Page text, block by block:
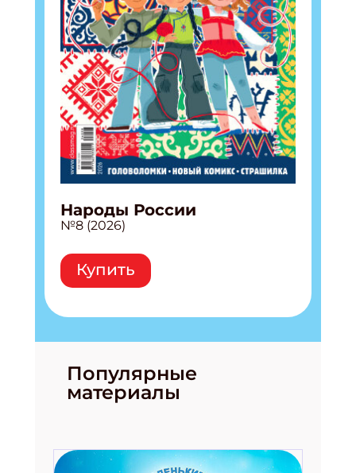
Народы России
№8 (2026)
Купить
Популярные
материалы